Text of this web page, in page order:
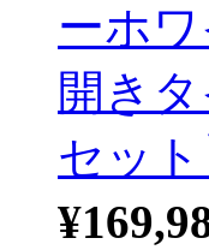
ーホ
開き
セット